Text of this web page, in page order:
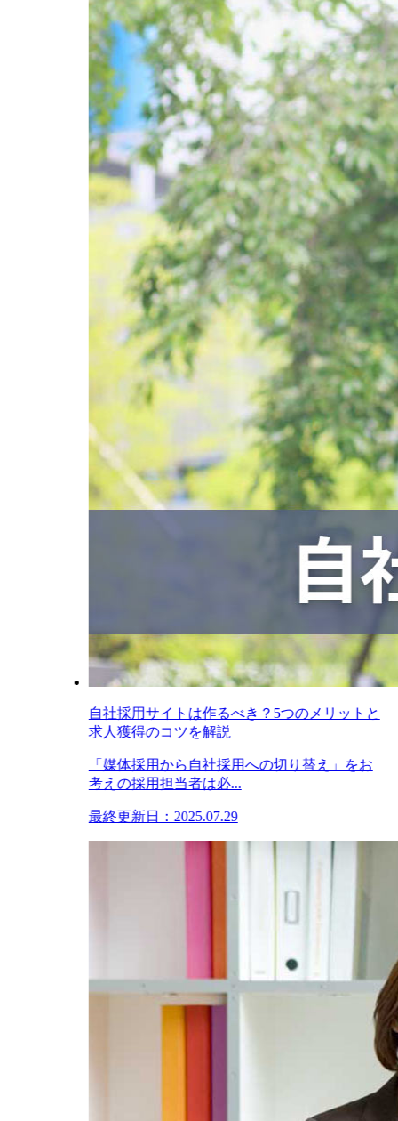
自社採用サイトは作るべき？5つのメリットと
求人獲得のコツを解説
「媒体採用から自社採用への切り替え」をお
考えの採用担当者は必...
最終更新日：2025.07.29